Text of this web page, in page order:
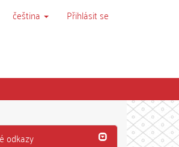
čeština Přihlásit se
odkazy